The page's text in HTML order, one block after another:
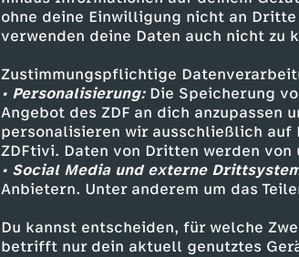
ohne deine Einwilligung nicht an
verwenden deine Daten auch nicht zu
Zustimmungspflichtige
• Personalisierung:Die Speicherung
Angebot des ZDF an dich anzupassen
personalisieren wir ausschließlich auf
ZDFtivi. Daten von Dritten werden
• Social Media und externe
Anbietern. Unter anderem um das
Du kannst entscheiden, für welche
betrifft nur dein aktuell genutztes
53,8 MB (MP3)
Kuscheln mit Kühen
Darum macht es sie (und
Herunterladen
48,6 MB (MP3)
Zivilcourage